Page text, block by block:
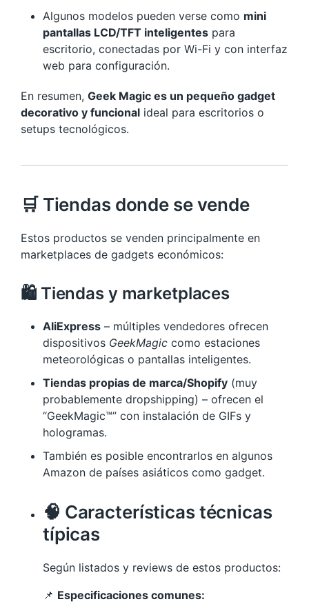
Algunos modelos pueden verse como mini
pantallas LCD/TFT inteligentes para
escritorio, conectadas por Wi-Fi y con interfaz
web para configuración.
En resumen, Geek Magic es un pequeño gadget
decorativo y funcional ideal para escritorios o
setups tecnológicos.
🛒 Tiendas donde se vende
Estos productos se venden principalmente en
marketplaces de gadgets económicos:
🛍️ Tiendas y marketplaces
AliExpress – múltiples vendedores ofrecen
dispositivos GeekMagic como estaciones
meteorológicas o pantallas inteligentes.
Tiendas propias de marca/Shopify (muy
probablemente dropshipping) – ofrecen el
“GeekMagic™” con instalación de GIFs y
hologramas.
También es posible encontrarlos en algunos
Amazon de países asiáticos como gadget.
🧠 Características técnicas
típicas
Según listados y reviews de estos productos:
📌 Especificaciones comunes: